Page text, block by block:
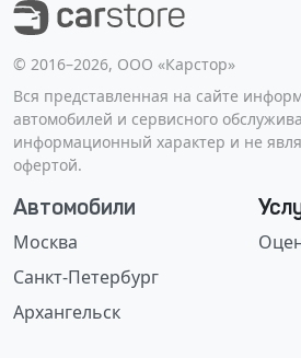
©️ 2016–2026, ООО «Карстор»
Вся представленная на сайте
автомобилей и сервисного
информационный характер и не
офертой.
Автомобили
Москва
Санкт-Петербург
Архангельск